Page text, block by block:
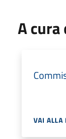
A cura
VAI ALLA